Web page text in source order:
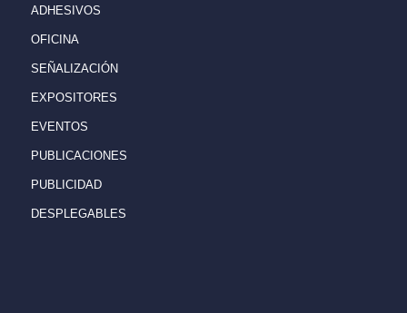
ADHESIVOS
OFICINA
SEÑALIZACIÓN
EXPOSITORES
EVENTOS
PUBLICACIONES
PUBLICIDAD
DESPLEGABLES